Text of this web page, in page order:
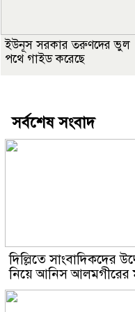
ইউনূস সরকার তরুণদের ভুল
পথে গাইড করেছে
সর্বশেষ সংবাদ
দিল্লিতে সাংবাদিকদের
নিয়ে আনিস আলমগীরের